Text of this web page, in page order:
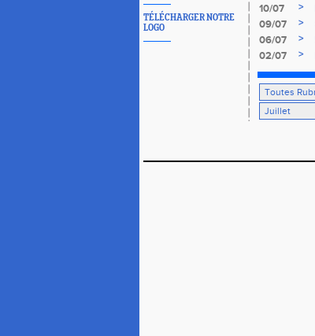
TÉLÉCHARGER NOTRE
LOGO
10/07
>
09/07
>
06/07
>
02/07
>